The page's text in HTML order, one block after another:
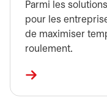
Parmi les
pour les
de maximiser
roulement.